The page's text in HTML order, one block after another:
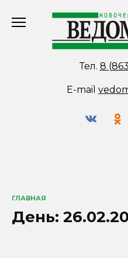
Тел. 8
E-mail
ГЛАВНАЯ
День: